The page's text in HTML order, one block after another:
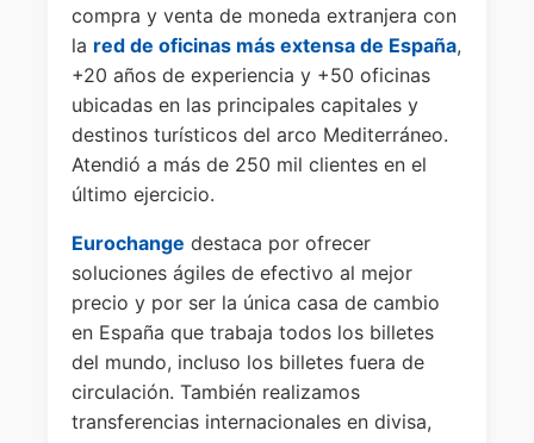
compra y venta de moneda extranjera con
la red de oficinas más extensa de España,
+20 años de experiencia y +50 oficinas
ubicadas en las principales capitales y
destinos turísticos del arco Mediterráneo.
Atendió a más de 250 mil clientes en el
último ejercicio.
Eurochange destaca por ofrecer
soluciones ágiles de efectivo al mejor
precio y por ser la única casa de cambio
en España que trabaja todos los billetes
del mundo, incluso los billetes fuera de
circulación. También realizamos
transferencias internacionales en divisa,